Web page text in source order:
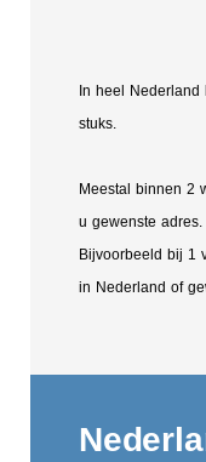
In heel
stuks.
Meestal binnen 2
u gewenste adres.
Bijvoorbeeld bij 1
in Nederland of